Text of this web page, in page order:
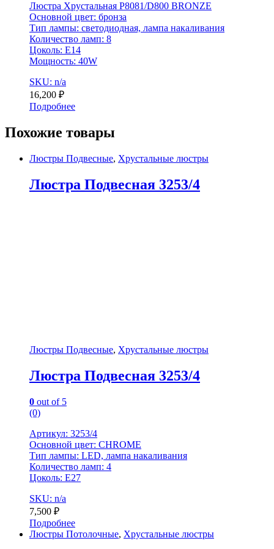
Люстра Хрустальная P8081/D800 BRONZE
Основной цвет: бронза
Тип лампы: светодиодная, лампа накаливания
Количество ламп: 8
Цоколь: E14
Мощность: 40W
SKU: n/a
16,200 ₽
Подробнее
Похожие товары
Люстры Подвесные, Хрустальные люстры
Люстра Подвесная 3253/4
Люстры Подвесные, Хрустальные люстры
Люстра Подвесная 3253/4
0 out of 5
(0)
Артикул: 3253/4
Основной цвет: CHROME
Тип лампы: LED, лампа накаливания
Количество ламп: 4
Цоколь: Е27
SKU: n/a
7,500 ₽
Подробнее
Люстры Потолочные, Хрустальные люстры